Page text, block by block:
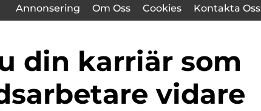
Annonsering Om Oss Cookies Kontakta Oss
vidare